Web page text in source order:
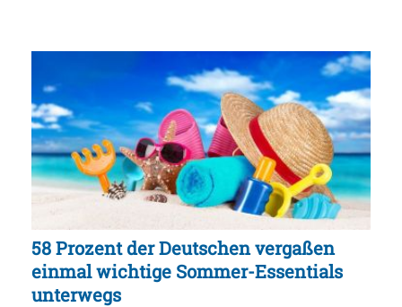
58 Prozent der Deutschen vergaßen
einmal wichtige Sommer-Essentials
unterwegs